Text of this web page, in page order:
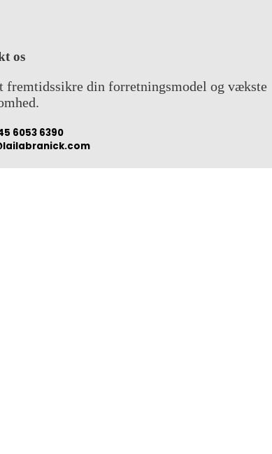
os
fremtidssikre din forretningsmodel og vækste
6053 6390